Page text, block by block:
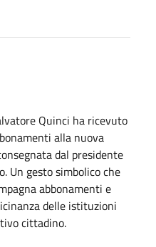
Quinci ha ricevuto
alla nuova
dal presidente
Un gesto simbolico che
abbonamenti e
delle istituzioni
cittadino.